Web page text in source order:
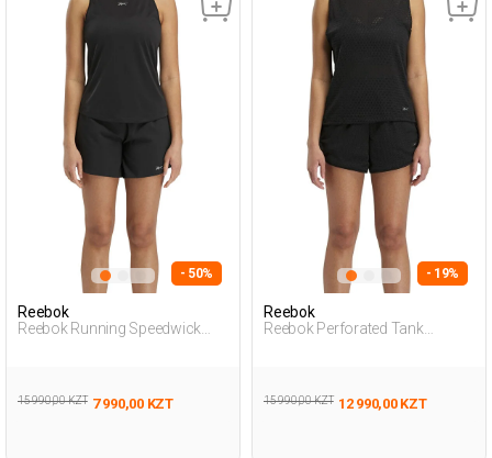
- 50%
Reebok
Reebok Running Speedwick
15 990,00 KZT 7 990,00 KZT
- 19%
Reebok
Reebok Perforated Tank
15 990,00 KZT 12 990,00 KZT